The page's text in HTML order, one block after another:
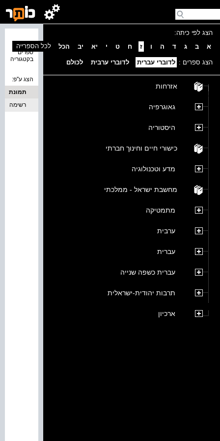
הצג לפי כיתה:
א
ב ג ד ה ו ז ח ט י יא יב הכל
הצג ספרים : לדוברי עברית לדוברי ערבית לכולם
אזרחות
גאוגרפיה
היסטוריה
כישורי חיים וחינוך חברתי
מדע וטכנולוגיה
מחשבת ישראל - ממלכתי
מתמטיקה
ערבית
עברית
עברית כשפה שנייה
תרבות יהודית-ישראלית
ארכיון
ספרים
בקטגוריה
לכל הספרייה
הצג ע''פ:
תמונת
כריכה
רשימה